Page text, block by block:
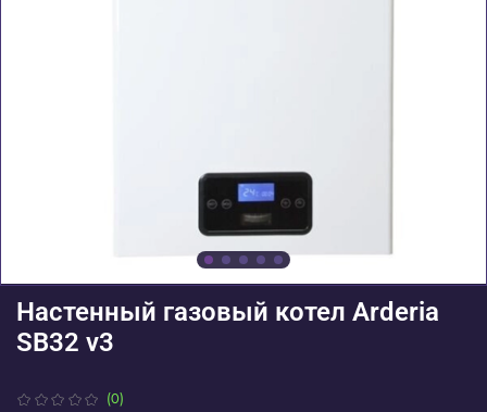
(0)
Настенный газовый котел Arderia
SB32 v3